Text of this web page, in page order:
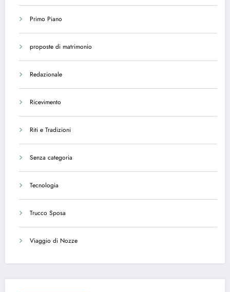
Primo Piano
proposte di matrimonio
Redazionale
Ricevimento
Riti e Tradizioni
Senza categoria
Tecnologia
Trucco Sposa
Viaggio di Nozze